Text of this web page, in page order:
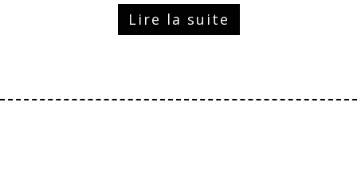
Lire la suite